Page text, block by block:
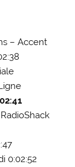
– Accent
0:02:52